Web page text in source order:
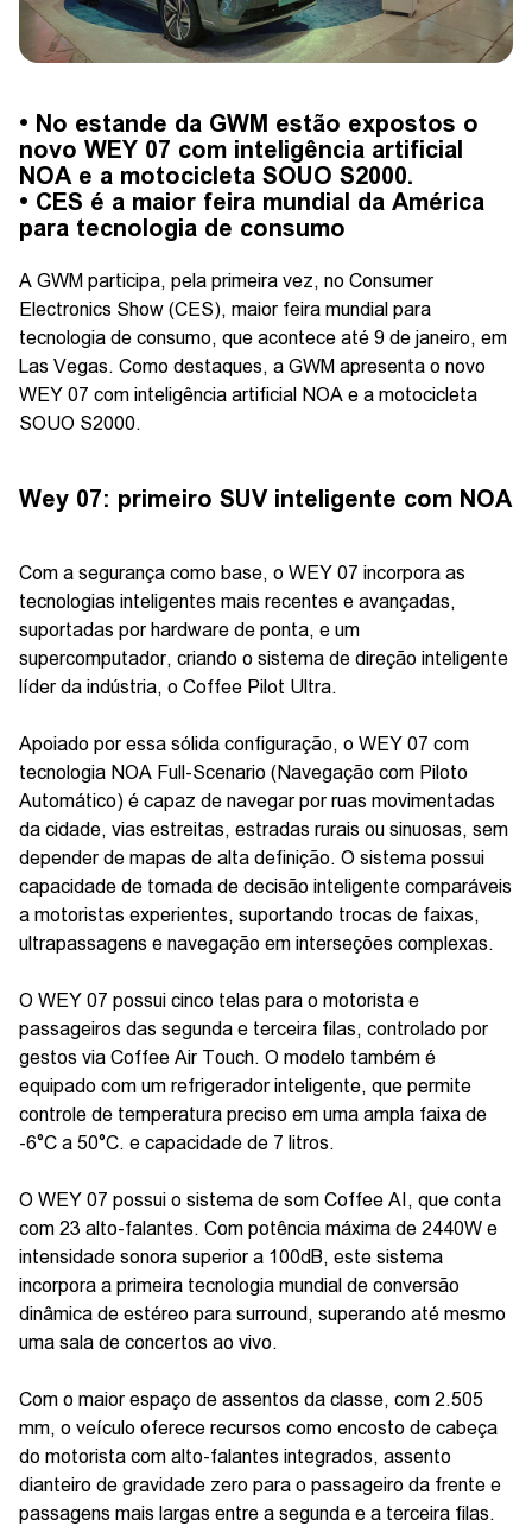
• No estande da GWM estão expostos o
novo WEY 07 com inteligência artificial
NOA e a motocicleta SOUO S2000.
• CES é a maior feira mundial da América
para tecnologia de consumo
A GWM participa, pela primeira vez, no Consumer
Electronics Show (CES), maior feira mundial para
tecnologia de consumo, que acontece até 9 de janeiro, em
Las Vegas. Como destaques, a GWM apresenta o novo
WEY 07 com inteligência artificial NOA e a motocicleta
SOUO S2000.
Wey 07: primeiro SUV inteligente com NOA
Com a segurança como base, o WEY 07 incorpora as
tecnologias inteligentes mais recentes e avançadas,
suportadas por hardware de ponta, e um
supercomputador, criando o sistema de direção inteligente
líder da indústria, o Coffee Pilot Ultra.
Apoiado por essa sólida configuração, o WEY 07 com
tecnologia NOA Full-Scenario (Navegação com Piloto
Automático) é capaz de navegar por ruas movimentadas
da cidade, vias estreitas, estradas rurais ou sinuosas, sem
depender de mapas de alta definição. O sistema possui
capacidade de tomada de decisão inteligente comparáveis
a motoristas experientes, suportando trocas de faixas,
ultrapassagens e navegação em interseções complexas.
O WEY 07 possui cinco telas para o motorista e
passageiros das segunda e terceira filas, controlado por
gestos via Coffee Air Touch. O modelo também é
equipado com um refrigerador inteligente, que permite
controle de temperatura preciso em uma ampla faixa de
-6°C a 50°C. e capacidade de 7 litros.
O WEY 07 possui o sistema de som Coffee AI, que conta
com 23 alto-falantes. Com potência máxima de 2440W e
intensidade sonora superior a 100dB, este sistema
incorpora a primeira tecnologia mundial de conversão
dinâmica de estéreo para surround, superando até mesmo
uma sala de concertos ao vivo.
Com o maior espaço de assentos da classe, com 2.505
mm, o veículo oferece recursos como encosto de cabeça
do motorista com alto-falantes integrados, assento
dianteiro de gravidade zero para o passageiro da frente e
passagens mais largas entre a segunda e a terceira filas.